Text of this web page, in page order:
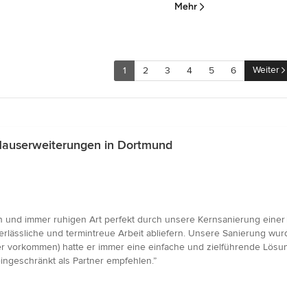
Mehr
1 2 3 4 5 6 Weiter
in Dortmund
und immer ruhigen Art perfekt durch unsere Kernsanierung
und termintreue Arbeit abliefern. Unsere Sanierung
hatte er immer eine einfache und zielführende
als Partner empfehlen.”